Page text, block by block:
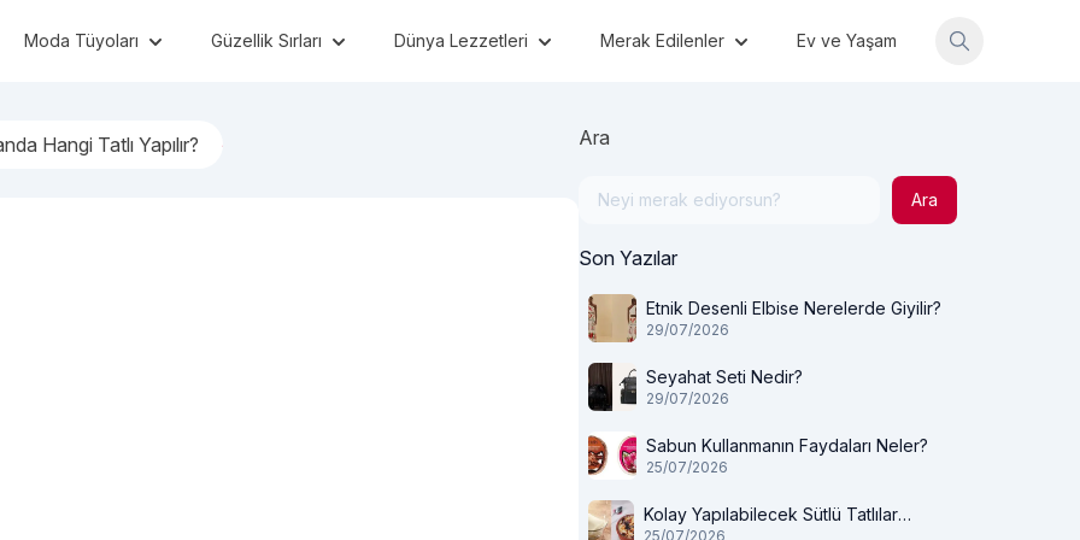
Moda Tüyoları Güzellik Sırları Dünya Lezzetleri Merak Edilenler Ev ve Yaşam
Hangi Tatlı Yapılır? Ara
Ara
Son Yazılar
Etnik Desenli Elbise Nerelerde Giyilir?
29/07/2026
Seyahat Seti Nedir?
29/07/2026
Sabun Kullanmanın Faydaları Neler?
25/07/2026
Kolay Yapılabilecek Sütlü Tatlılar
25/07/2026